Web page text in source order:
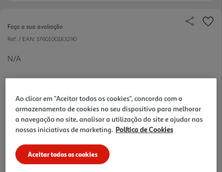
Faça a sua avaliação
Ref. / EAN: 3760100183290
N/A
33.8 €/Lt
3,38 €
Notas de preparação
Ao clicar em "Aceitar todos os cookies", concorda com o
armazenamento de cookies no seu dispositivo para melhorar
a navegação no site, analisar a utilização do site e ajudar nas
nossas iniciativas de marketing. Política de Cookies
Aceitar todos os cookies